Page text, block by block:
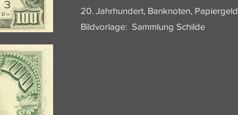
20. Jahrhundert, Banknoten, Papiergeld
Bildvorlage: Sammlung Schilde